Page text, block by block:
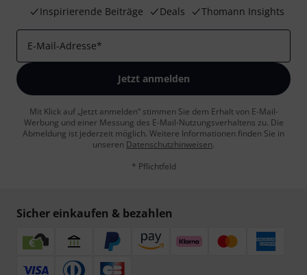
Inspirierende Beiträge
Deals Thomann Insights
E-Mail-Adresse*
Jetzt anmelden
Mit Klick auf „Jetzt anmelden“ stimmen Sie dem Erhalt von E-Mail-
Werbung und einer Messung des E-Mail-Nutzungsverhaltens zu. Die
Abmeldung ist jederzeit möglich. Weitere Informationen finden Sie in
unseren Datenschutzhinweisen.
* Pflichtfeld
Sicher einkaufen & bezahlen